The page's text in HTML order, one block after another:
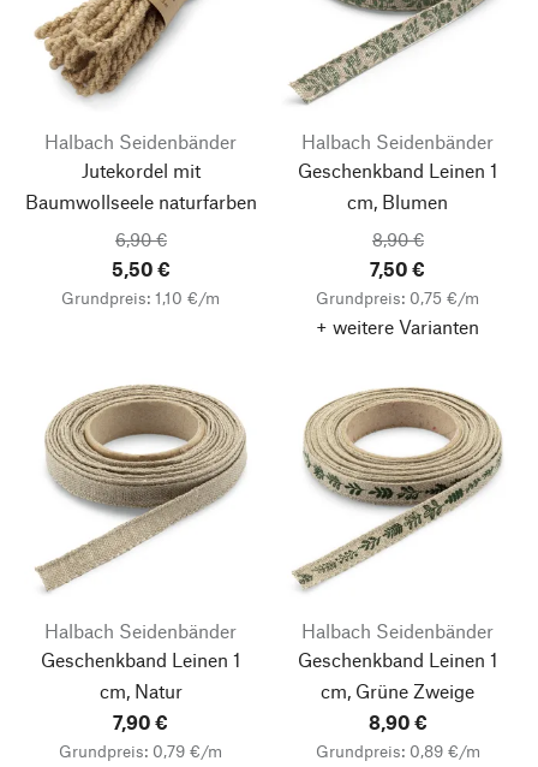
Halbach Seidenbänder
Jutekordel mit
Baumwollseele naturfarben
6,90 €
5,50 €
Grundpreis: 1,10 €/m
Halbach Seidenbänder
Geschenkband Leinen 1
cm, Blumen
8,90 €
7,50 €
Grundpreis: 0,75 €/m
+ weitere Varianten
Halbach Seidenbänder
Geschenkband Leinen 1
cm, Natur
7,90 €
Grundpreis: 0,79 €/m
Halbach Seidenbänder
Geschenkband Leinen 1
cm, Grüne Zweige
8,90 €
Grundpreis: 0,89 €/m